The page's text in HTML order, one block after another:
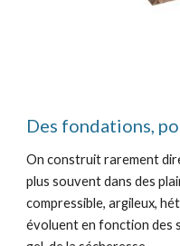
Des fondations,
On construit rarement
plus souvent dans des
compressible, argileux,
évoluent en fonction des